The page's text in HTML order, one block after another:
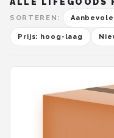
SORTEREN:
Prijs: hoog-laag